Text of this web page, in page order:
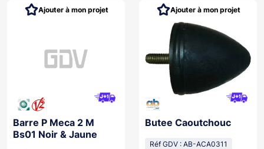
Barre P Meca 2 M
Bs01 Noir & Jaune
Ajouter à mon projet
Butee Caoutchouc
Réf GDV : AB-ACA0311
Ajouter à mon projet